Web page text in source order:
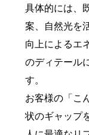
具体的には、
案、自然光を
向上によるエ
のディテール
す。
お客様の「こ
状のギャップ